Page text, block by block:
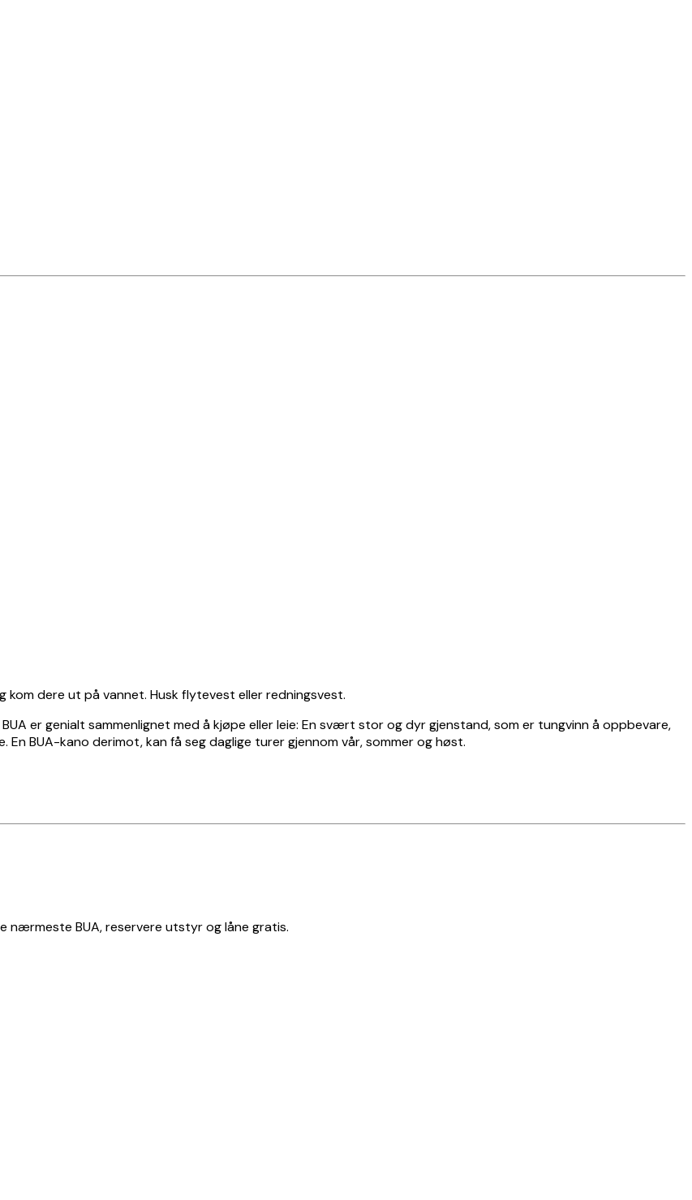
kom dere ut på vannet. Husk flytevest eller redningsvest.
er genialt sammenlignet med å kjøpe eller leie: En svært stor og dyr gjenstand, som er tungvinn å oppbevare,
BUA-kano derimot, kan få seg daglige turer gjennom vår, sommer og høst.
nærmeste BUA, reservere utstyr og låne gratis.